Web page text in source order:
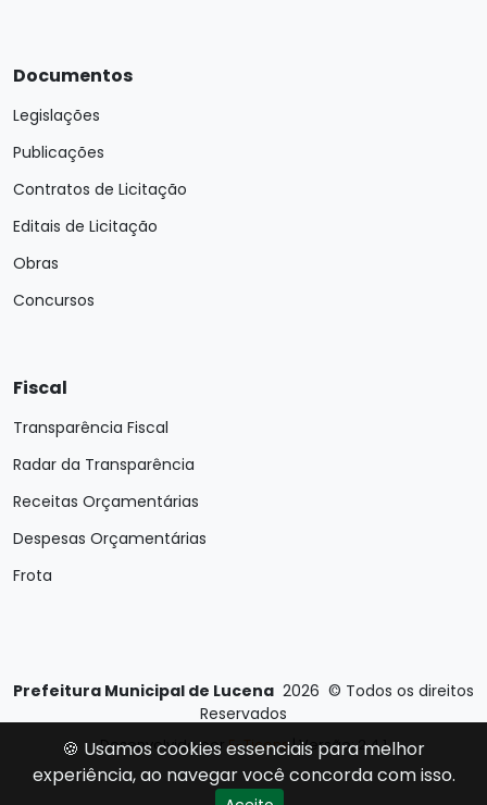
Documentos
Legislações
Publicações
Contratos de Licitação
Editais de Licitação
Obras
Concursos
Fiscal
Transparência Fiscal
Radar da Transparência
Receitas Orçamentárias
Despesas Orçamentárias
Frota
Prefeitura Municipal de Lucena 2026 © Todos os direitos
Reservados
Desenvolvido porE-Ticons| Versão: 2.4.1
🍪 Usamos cookies essenciais para melhor
experiência, ao navegar você concorda com isso.